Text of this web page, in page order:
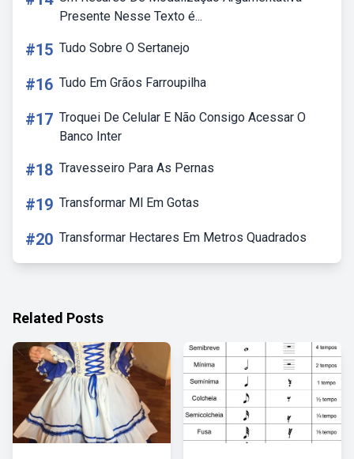
Presente Nesse Texto é...
#15 Tudo Sobre O Sertanejo
#16 Tudo Em Grãos Farroupilha
#17 Troquei De Celular E Não Consigo Acessar O
Banco Inter
#18 Travesseiro Para As Pernas
#19 Transformar Ml Em Gotas
#20 Transformar Hectares Em Metros Quadrados
Related Posts